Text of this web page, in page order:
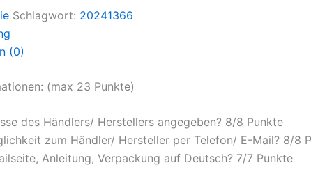
Schlagwort: 20241366
(0)
(max 23 Punkte)
des Händlers/ Herstellers angegeben? 8/8 Punkte
zum Händler/ Hersteller per Telefon/ E-Mail? 8/8
Anleitung, Verpackung auf Deutsch? 7/7 Punkte